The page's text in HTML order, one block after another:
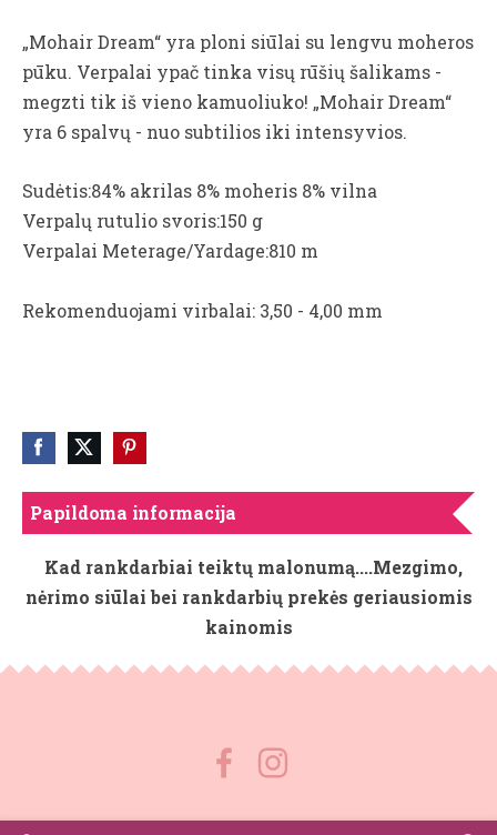
Papildoma informacija
Kad rankdarbiai teiktų malonumą....Mezgimo,
nėrimo siūlai bei rankdarbių prekės geriausiomis
kainomis
„Mohair Dream“ yra ploni siūlai su lengvu moheros
pūku. Verpalai ypač tinka visų rūšių šalikams -
megzti tik iš vieno kamuoliuko! „Mohair Dream“
yra 6 spalvų - nuo subtilios iki intensyvios.
Sudėtis:84% akrilas 8% moheris 8% vilna
Verpalų rutulio svoris:150 g
Verpalai Meterage/Yardage:810 m
Rekomenduojami virbalai: 3,50 - 4,00 mm